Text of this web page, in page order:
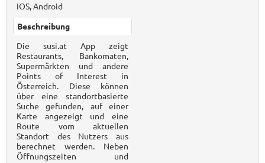
iOS, Android
Beschreibung
Die susi.at App zeigt
Restaurants, Bankomaten,
Supermärkten und andere
Points of Interest in
Österreich. Diese können
über eine standortbasierte
Suche gefunden, auf einer
Karte angezeigt und eine
Route vom aktuellen
Standort des Nutzers aus
berechnet werden. Neben
Öffnungszeiten und